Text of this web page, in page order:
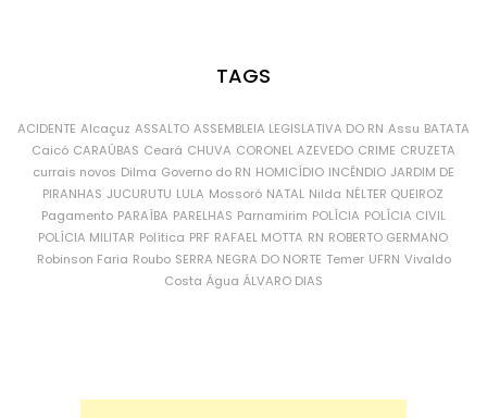
TAGS
ACIDENTE Alcaçuz ASSALTO ASSEMBLEIA LEGISLATIVA DO RN Assu BATATA
Caicó CARAÚBAS Ceará CHUVA CORONEL AZEVEDO CRIME CRUZETA
currais novos Dilma Governo do RN HOMICÍDIO INCÊNDIO JARDIM DE
PIRANHAS JUCURUTU LULA Mossoró NATAL Nilda NÉLTER QUEIROZ
Pagamento PARAÍBA PARELHAS Parnamirim POLÍCIA POLÍCIA CIVIL
POLÍCIA MILITAR Política PRF RAFAEL MOTTA RN ROBERTO GERMANO
Robinson Faria Roubo SERRA NEGRA DO NORTE Temer UFRN Vivaldo
Costa Água ÁLVARO DIAS